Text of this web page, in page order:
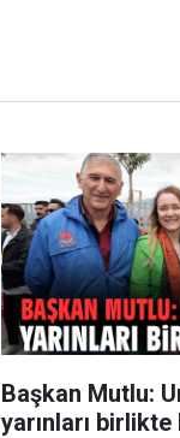
Başkan Mutlu:
yarınları birlikte